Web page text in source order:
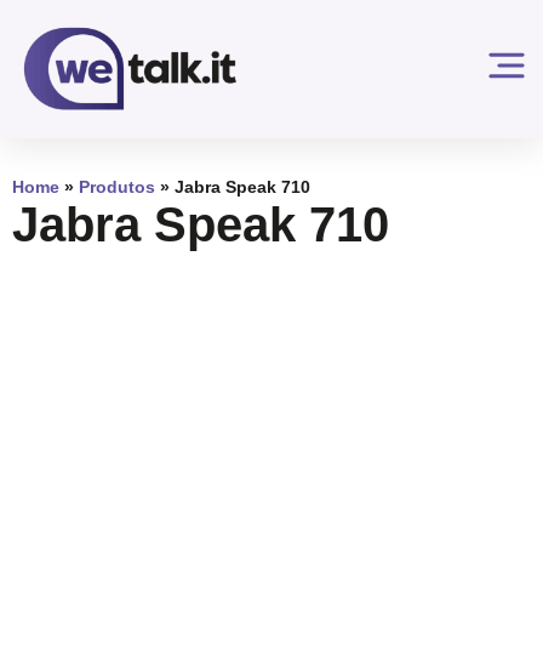
Home » Produtos » Jabra Speak 710
Jabra Speak 710